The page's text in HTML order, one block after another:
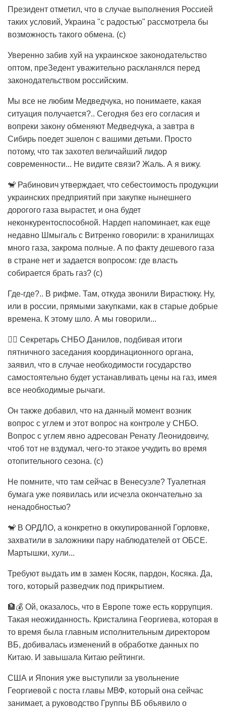
Президент отметил, что в случае выполнения Россией
таких условий, Украина "с радостью" рассмотрела бы
возможность такого обмена. (с)
Уверенно забив хуй на украинское законодательство
оптом, преЗедент уважительно раскланялся перед
законодательством российским.
Мы все не любим Медведчука, но понимаете, какая
ситуация получается?.. Сегодня без его согласия и
вопреки закону обменяют Медведчука, а завтра в
Сибирь поедет эшелон с вашими детьми. Просто
потому, что так захотел величайший лидор
современности... Не видите связи? Жаль. А я вижу.
🐒 Рабинович утверждает, что себестоимость продукции
украинских предприятий при закупке нынешнего
дорогого газа вырастет, и она будет
неконкурентоспособной. Нардеп напоминает, как еще
недавно Шмыгаль с Витренко говорили: в хранилищах
много газа, закрома полные. А по факту дешевого газа
в стране нет и задается вопросом: где власть
собирается брать газ? (с)
Где-где?.. В рифме. Там, откуда звонили Вирастюку. Ну,
или в россии, прямыми закупками, как в старые добрые
времена. К этому шло. А мы говорили...
🤷‍♀️ Секретарь СНБО Данилов, подбивая итоги
пятничного заседания координационного органа,
заявил, что в случае необходимости государство
самостоятельно будет устанавливать цены на газ, имея
все необходимые рычаги.
Он также добавил, что на данный момент возник
вопрос с углем и этот вопрос на контроле у СНБО.
Вопрос с углем явно адресован Ренату Леонидовичу,
чтоб тот не вздумал, чего-то этакое учудить во время
отопительного сезона. (с)
Не помните, что там сейчас в Венесуэле? Туалетная
бумага уже появилась или исчезла окончательно за
ненадобностью?
🐒 В ОРДЛО, а конкретно в оккупированной Горловке,
захватили в заложники пару наблюдателей от ОБСЕ.
Мартышки, хули...
Требуют выдать им в замен Косяк, пардон, Косяка. Да,
того, который разведчик под прикрытием.
🏦💰 Ой, оказалось, что в Европе тоже есть коррупция.
Такая неожиданность. Кристалина Георгиева, которая в
то время была главным исполнительным директором
ВБ, добивалась изменений в обработке данных по
Китаю. И завышала Китаю рейтинги.
США и Япония уже выступили за увольнение
Георгиевой с поста главы МВФ, который она сейчас
занимает, а руководство Группы ВБ объявило о